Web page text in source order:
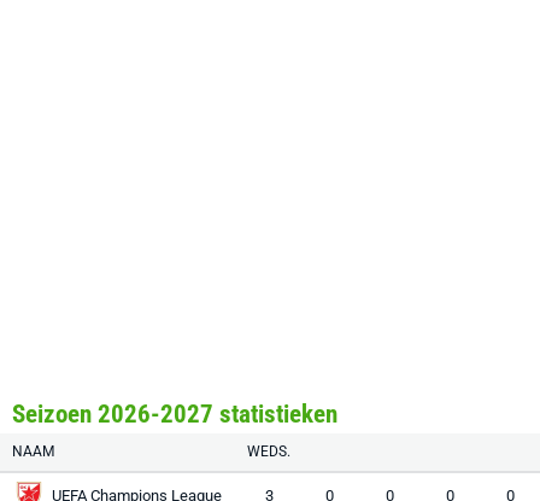
Seizoen 2026-2027 statistieken
NAAM WEDS.
UEFA Champions League 3 0 0 0 0